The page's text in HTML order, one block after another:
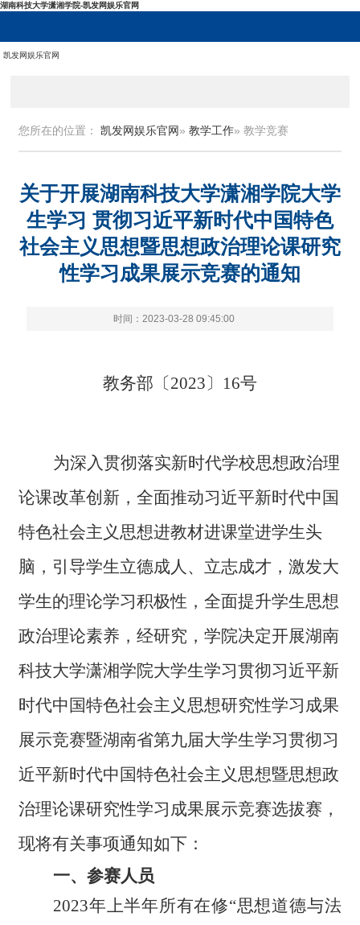
湖南科技大学潇湘学院-凯发网娱乐官网
凯发网娱乐官网
您所在的位置：凯发网娱乐官网»教学工作» 教学竞赛
关于开展湖南科技大学潇湘学院大学
生学习 贯彻习近平新时代中国特色
社会主义思想暨思想政治理论课研究
性学习成果展示竞赛的通知
时间：2023-03-28 09:45:00
教务部〔2023〕 16号
为深入贯彻落实新时代学校思想政治理
论课改革创新，全面推动习近平新时代中国
特色社会主义思想进教材进课堂进学生头
脑，引导学生立德成人、立志成才，激发大
学生的理论学习积极性，全面提升学生思想
政治理论素养，经研究，学院决定开展湖南
科技大学潇湘学院大学生学习贯彻习近平新
时代中国特色社会主义思想研究性学习成果
展示竞赛暨湖南省第九届大学生学习贯彻习
近平新时代中国特色社会主义思想暨思想政
治理论课研究性学习成果展示竞赛选拔赛，
现将有关事项通知如下：
一、参赛人员
2023年上半年所有在修“思想道德与法